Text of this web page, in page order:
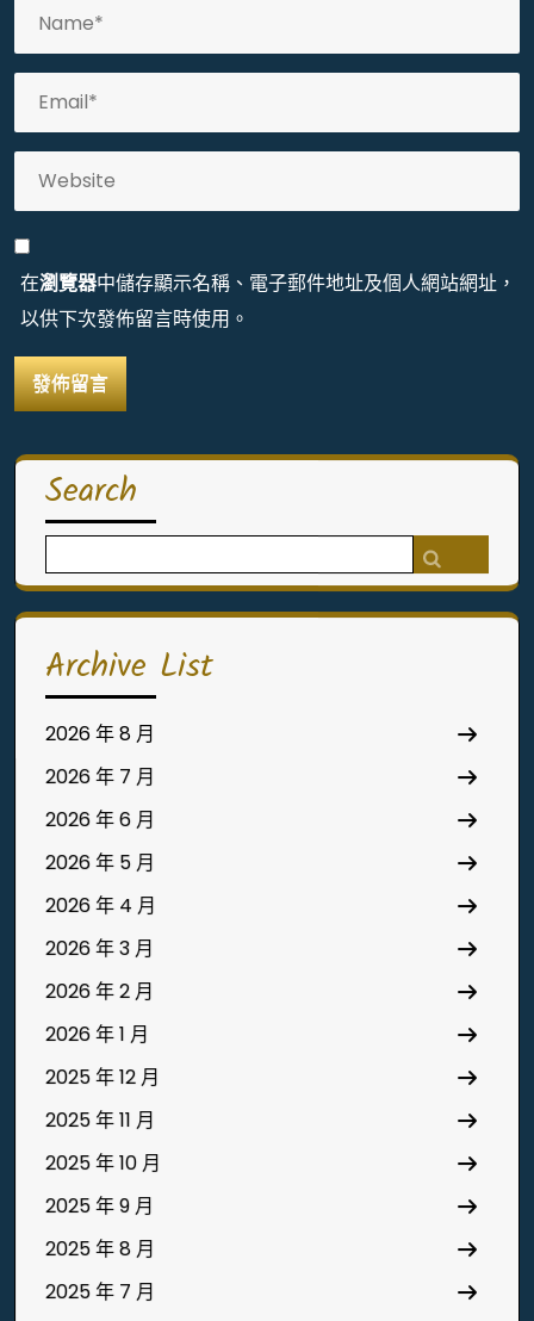
在瀏覽器中儲存顯示名稱、電子郵件地址及個人網站網址，
以供下次發佈留言時使用。
Search
for:
Archive List
2026 年 8 月
2026 年 7 月
2026 年 6 月
2026 年 5 月
2026 年 4 月
2026 年 3 月
2026 年 2 月
2026 年 1 月
2025 年 12 月
2025 年 11 月
2025 年 10 月
2025 年 9 月
2025 年 8 月
2025 年 7 月